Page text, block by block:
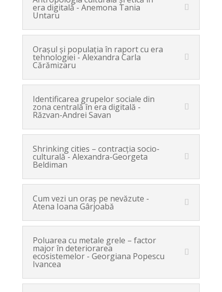
era digitală - Anemona Tania
Untaru
Oraşul şi populaţia în raport cu era
tehnologiei - Alexandra Carla
Cărămizaru
Identificarea grupelor sociale din
zona centrală în era digitală -
Răzvan-Andrei Savan
Shrinking cities – contracţia socio-
culturală - Alexandra-Georgeta
Beldiman
Cum vezi un oraş pe nevăzute -
Atena Ioana Gârjoabă
Poluarea cu metale grele – factor
major în deteriorarea
ecosistemelor - Georgiana Popescu
Ivancea